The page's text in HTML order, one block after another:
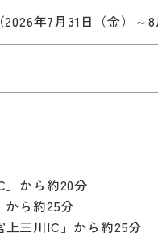
年7月31日（金）～8
」から約20分
から約25分
上三川IC」から約25分